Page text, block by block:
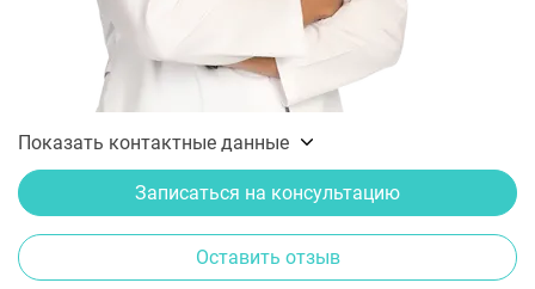
Показать контактные данные
Записаться на консультацию
Оставить отзыв